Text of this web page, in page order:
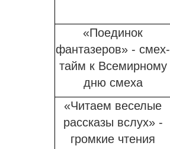
«Поединок
фантазеров» - смех-
тайм к Всемирному
дню смеха
«Читаем веселые
рассказы вслух» -
громкие чтения